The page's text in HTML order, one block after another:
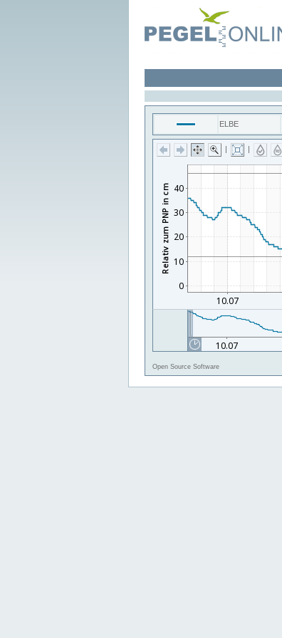
ELBE
| |
Open Source Software